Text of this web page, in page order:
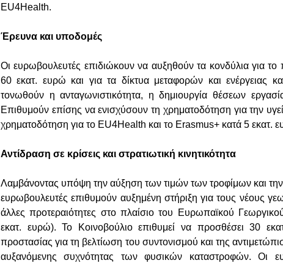
EU4Health.
Έρευνα και υποδομές
Οι ευρωβουλευτές επιδιώκουν να αυξηθούν τα κονδύλια για
60 εκατ. ευρώ και για τα δίκτυα μεταφορών και ενέργειας
τονωθούν η ανταγωνιστικότητα, η δημιουργία θέσεων
Επιθυμούν επίσης να ενισχύσουν τη χρηματοδότηση για την
χρηματοδότηση για το EU4Health και το Erasmus+ κατά 5 εκατ.
Αντίδραση σε κρίσεις και στρατιωτική κινητικότητα
Λαμβάνοντας υπόψη την αύξηση των τιμών των τροφίμων και την
ευρωβουλευτές επιθυμούν αυξημένη στήριξη για τους νέους
άλλες προτεραιότητες στο πλαίσιο του Ευρωπαϊκού
εκατ. ευρώ). Το Κοινοβούλιο επιθυμεί να προσθέσει 30
προστασίας για τη βελτίωση του συντονισμού και της
αυξανόμενης συχνότητας των φυσικών καταστροφών. Οι